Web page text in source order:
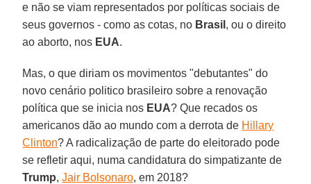
e não se viam representados por políticas sociais de
seus governos - como as cotas, no Brasil , ou o direito
ao aborto, nos EUA.
Mas, o que diriam os movimentos "debutantes" do
novo cenário politico brasileiro sobre a renovação
política que se inicia nos EUA? Que recados os
americanos dão ao mundo com a derrota de Hillary
Clinton? A radicalização de parte do eleitorado pode
se refletir aqui, numa candidatura do simpatizante de
Trump,Jair Bolsonaro, em 2018?